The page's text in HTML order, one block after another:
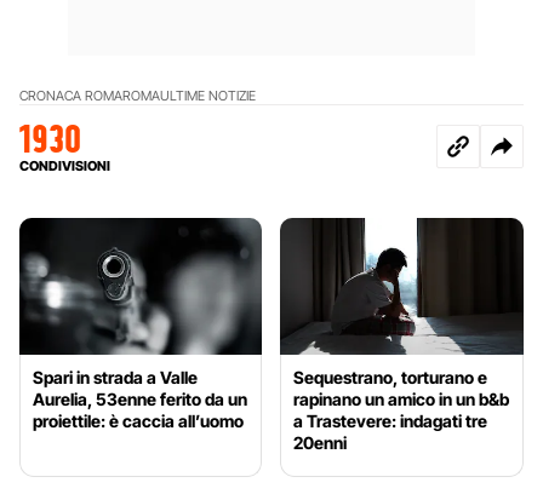
CRONACA ROMAROMAULTIME NOTIZIE
1930
CONDIVISIONI
Spari in strada a Valle
Aurelia, 53enne ferito da un
proiettile: è caccia all’uomo
Sequestrano, torturano e
rapinano un amico in un b&b
a Trastevere: indagati tre
20enni